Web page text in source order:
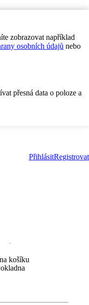
zobrazovat například
osobních údajů nebo
přesná data o poloze a
PřihlásitRegistrovat
cena košíku
košíku